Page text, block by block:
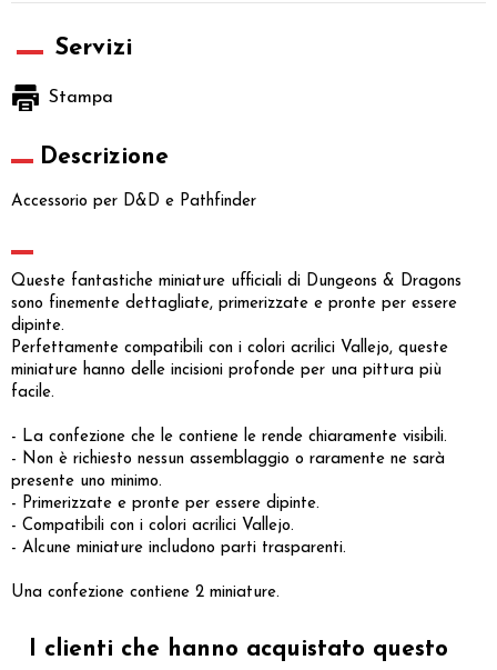
Servizi
Stampa
Descrizione
Accessorio per D&D e Pathfinder
Queste fantastiche miniature ufficiali di Dungeons & Dragons
sono finemente dettagliate, primerizzate e pronte per essere
dipinte.
Perfettamente compatibili con i colori acrilici Vallejo, queste
miniature hanno delle incisioni profonde per una pittura più
facile.
- La confezione che le contiene le rende chiaramente visibili.
- Non è richiesto nessun assemblaggio o raramente ne sarà
presente uno minimo.
- Primerizzate e pronte per essere dipinte.
- Compatibili con i colori acrilici Vallejo.
- Alcune miniature includono parti trasparenti.
Una confezione contiene 2 miniature.
I clienti che hanno acquistato questo